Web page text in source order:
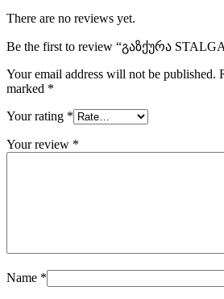
There are no reviews yet.
Be the first to review “გაზქურა
Your email address will not be published.
marked *
Your rating *
Your review *
Name *